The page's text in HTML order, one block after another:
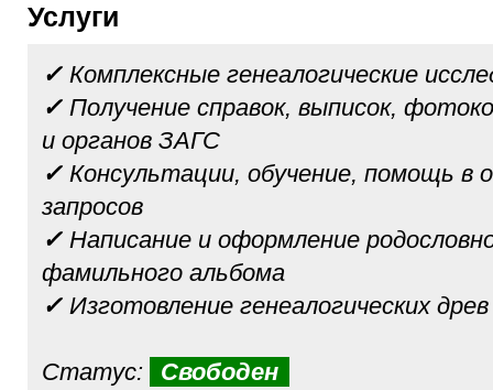
Услуги
✓ Комплексные генеалогические
✓ Получение справок, выписок,
и органов ЗАГС
✓ Консультации, обучение, помощь в
запросов
✓ Написание и оформление
фамильного альбома
✓ Изготовление генеалогических древ
Статус:
Свободен